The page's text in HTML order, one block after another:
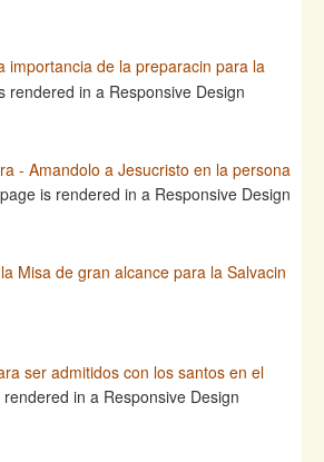
importancia de la preparacin para la
- Amandolo a Jesucristo en la persona
Misa de gran alcance para la Salvacin
ser admitidos con los santos en el